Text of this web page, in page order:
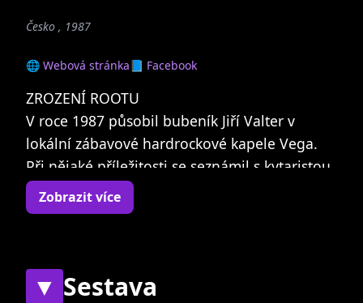
Česko , 1987
🌐 Webová stránka📘 Facebook
ZROZENÍ ROOTU
V roce 1987 působil bubeník Jiří Valter v
lokální zábavové hardrockové kapele Vega.
Při nějaké příležitosti se seznámil s kytaristou
Petrem Hoškem (nezaměňovat s pražským
punkerem stejného jména), a protože z Vegy
Hošek byl velkým ctitelem nejbrutálnějších
Zobrazit více
▼ Sestava